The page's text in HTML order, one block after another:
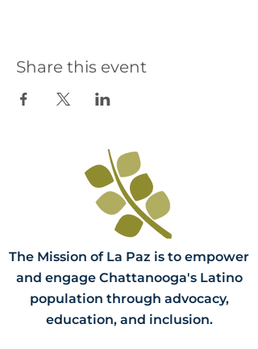
Share this event
The Mission of La Paz is to empower
and engage Chattanooga's Latino
population through advocacy,
education, and inclusion.